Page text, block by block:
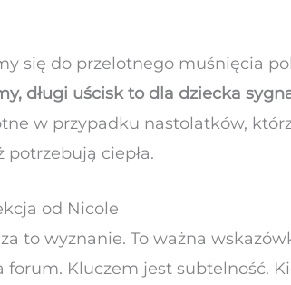
się do przelotnego muśnięcia
długi uścisk to dla dziecka
w przypadku nastolatków,
ciepła.
od Nicole
to wyznanie. To ważna
forum. Kluczem jest subtelność.